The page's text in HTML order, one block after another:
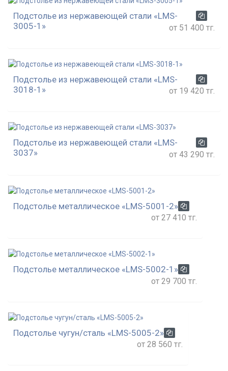
Подстолье из нержавеющей стали «LMS-
3005-1»
от 51 400 тг.
Подстолье из нержавеющей стали «LMS-
3018-1»
от 19 420 тг.
Подстолье из нержавеющей стали «LMS-
3037»
от 43 290 тг.
Подстолье металлическое «LMS-5001-2»
от 27 410 тг.
Подстолье металлическое «LMS-5002-1»
от 29 700 тг.
Подстолье чугун/сталь «LMS-5005-2»
от 28 560 тг.